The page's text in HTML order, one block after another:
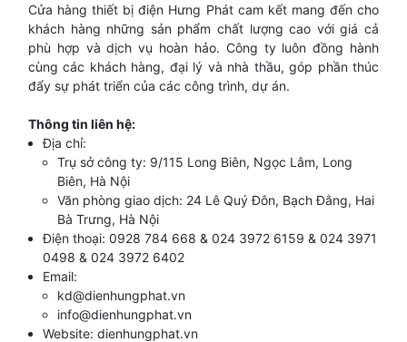
Cửa hàng thiết bị điện Hưng Phát cam kết mang đến cho
khách hàng những sản phẩm chất lượng cao với giá cả
phù hợp và dịch vụ hoàn hảo. Công ty luôn đồng hành
cùng các khách hàng, đại lý và nhà thầu, góp phần thúc
đẩy sự phát triển của các công trình, dự án.
Thông tin liên hệ:
Địa chỉ:
Trụ sở công ty: 9/115 Long Biên, Ngọc Lâm, Long
Biên, Hà Nội
Văn phòng giao dịch: 24 Lê Quý Đôn, Bạch Đằng, Hai
Bà Trưng, Hà Nội
Điện thoại: 0928 784 668 & 024 3972 6159 & 024 3971
0498 & 024 3972 6402
Email:
kd@dienhungphat.vn
info@dienhungphat.vn
Website: dienhungphat.vn